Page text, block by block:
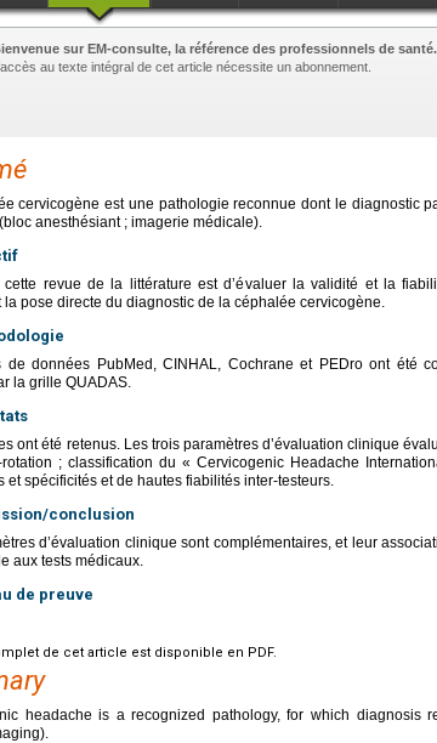
sur EM-consulte, la référence des professionnels de santé.
au texte intégral de cet article nécessite un abonnement.
cervicogène est une pathologie reconnue dont le diagnostic
anesthésiant ; imagerie médicale).
revue de la littérature est d’évaluer la validité et la
la pose directe du diagnostic de la céphalée cervicogène.
de données PubMed, CINHAL, Cochrane et PEDro ont été
la grille QUADAS.
ont été retenus. Les trois paramètres d’évaluation clinique
; classification du « Cervicogenic Headache
et spécificités et de hautes fiabilités inter-testeurs.
conclusion
d’évaluation clinique sont complémentaires, et leur
aux tests médicaux.
de preuve
de cet article est disponible en PDF.
headache is a recognized pathology, for which diagnosis